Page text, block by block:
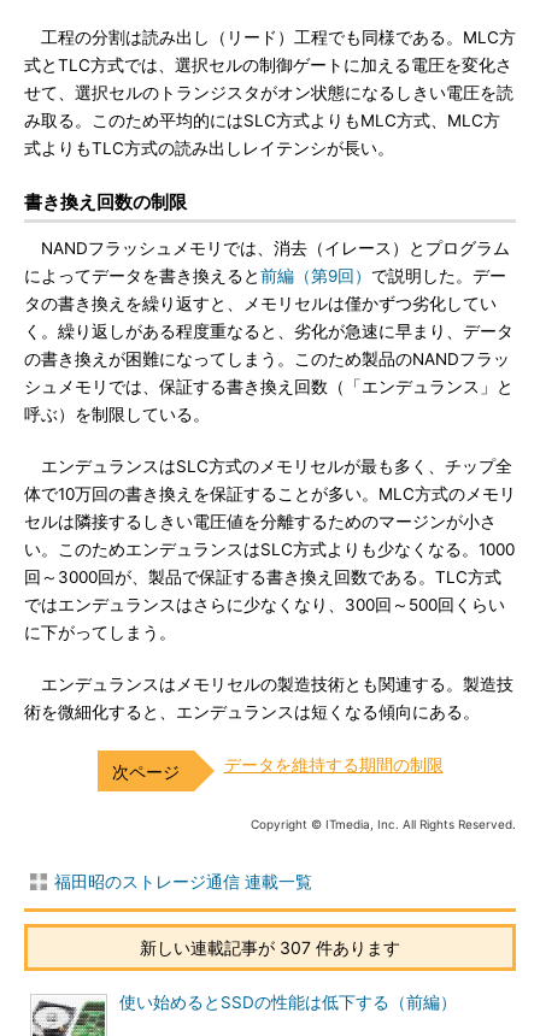
工程の分割は読み出し（リード）工程でも同様である。MLC方
式とTLC方式では、選択セルの制御ゲートに加える電圧を変化さ
せて、選択セルのトランジスタがオン状態になるしきい電圧を読
み取る。このため平均的にはSLC方式よりもMLC方式、MLC方
式よりもTLC方式の読み出しレイテンシが長い。
書き換え回数の制限
NANDフラッシュメモリでは、消去（イレース）とプログラム
によってデータを書き換えると前編（第9回） で説明した。デー
タの書き換えを繰り返すと、メモリセルは僅かずつ劣化してい
く。繰り返しがある程度重なると、劣化が急速に早まり、データ
の書き換えが困難になってしまう。このため製品のNANDフラッ
シュメモリでは、保証する書き換え回数（「エンデュランス」と
呼ぶ）を制限している。
エンデュランスはSLC方式のメモリセルが最も多く、チップ全
体で10万回の書き換えを保証することが多い。MLC方式のメモリ
セルは隣接するしきい電圧値を分離するためのマージンが小さ
い。このためエンデュランスはSLC方式よりも少なくなる。1000
回～3000回が、製品で保証する書き換え回数である。TLC方式
ではエンデュランスはさらに少なくなり、300回～500回くらい
に下がってしまう。
エンデュランスはメモリセルの製造技術とも関連する。製造技
術を微細化すると、エンデュランスは短くなる傾向にある。
データを維持する期間の制限
Copyright © ITmedia, Inc. All Rights Reserved.
福田昭のストレージ通信 連載一覧
新しい連載記事が 307 件あります
使い始めるとSSDの性能は低下する（前編）